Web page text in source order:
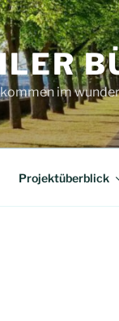
im
Projektüberblick